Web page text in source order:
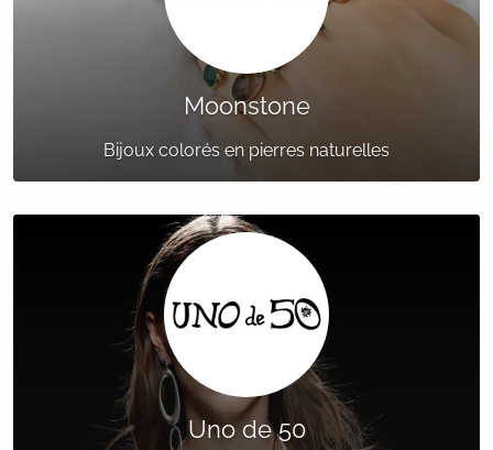
Moonstone
Bijoux colorés en pierres naturelles
Uno de 50